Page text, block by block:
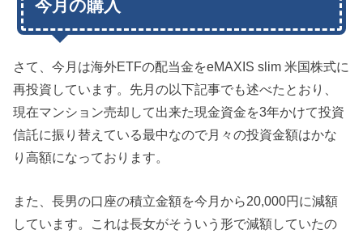
今月の購入
さて、今月は海外ETFの配当金をeMAXIS slim 米国株式に
再投資しています。先月の以下記事でも述べたとおり、
現在マンション売却して出来た現金資金を3年かけて投資
信託に振り替えている最中なので月々の投資金額はかな
り高額になっております。
また、長男の口座の積立金額を今月から20,000円に減額
しています。これは長女がそういう形で減額していたの